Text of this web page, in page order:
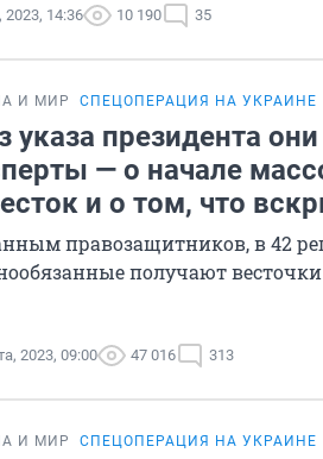
2023, 14:36 10 190 35
И МИР СПЕЦОПЕРАЦИЯ НА УКРАИНЕ
указа президента
— о начале
и о том, что
правозащитников, в 42
получают
2023, 09:00 47 016 313
И МИР СПЕЦОПЕРАЦИЯ НА УКРАИНЕ